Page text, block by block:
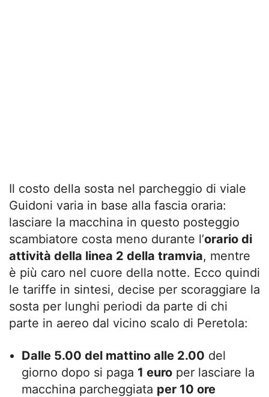
Il costo della sosta nel parcheggio di viale
Guidoni varia in base alla fascia oraria:
lasciare la macchina in questo posteggio
scambiatore costa meno durante l’orario di
attività della linea 2 della tramvia, mentre
è più caro nel cuore della notte. Ecco quindi
le tariffe in sintesi, decise per scoraggiare la
sosta per lunghi periodi da parte di chi
parte in aereo dal vicino scalo di Peretola:
Dalle 5.00 del mattino alle 2.00 del
giorno dopo si paga 1 euro per lasciare la
macchina parcheggiata per 10 ore